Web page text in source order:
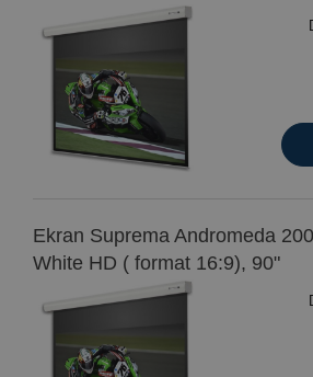
Ekran Suprema Andromeda
White HD ( format 16:9), 90"